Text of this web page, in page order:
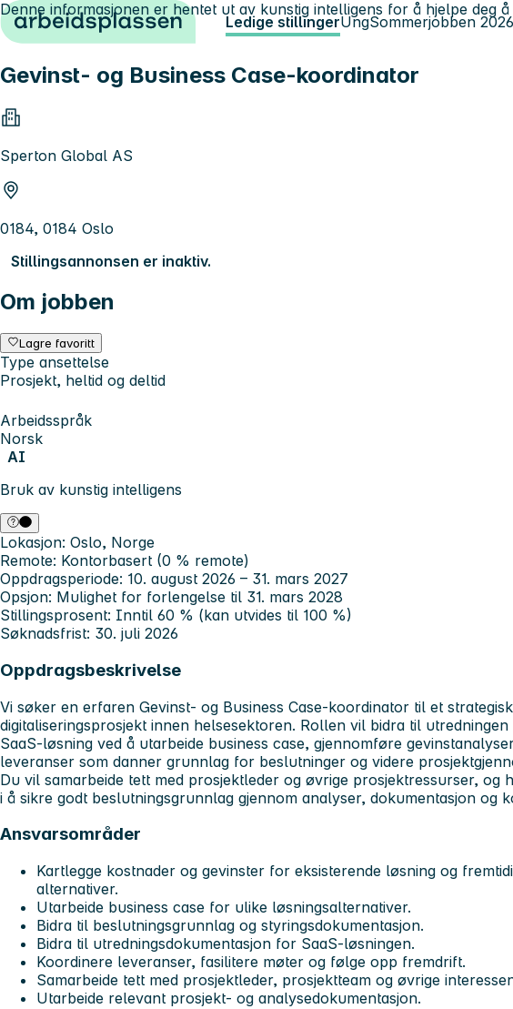
Hopp til innhold Ledige stillingerUngSommerjobben 2026
Gevinst- og Business Case-koordinator
Sperton Global AS
0184, 0184 Oslo
Stillingsannonsen er inaktiv.
Om jobben
Lagre favoritt
Type ansettelse
Prosjekt, heltid og deltid
Arbeidsspråk
Norsk
AI
Bruk av kunstig intelligens
Denne informasjonen er hentet ut av kunstig intelligens for å hjelpe
Lokasjon: Oslo, Norge
Remote: Kontorbasert (0 % remote)
Oppdragsperiode: 10. august 2026 – 31. mars 2027
Opsjon: Mulighet for forlengelse til 31. mars 2028
Stillingsprosent: Inntil 60 % (kan utvides til 100 %)
Søknadsfrist: 30. juli 2026
Oppdragsbeskrivelse
Vi søker en erfaren Gevinst- og Business Case-koordinator til et strategisk
digitaliseringsprosjekt innen helsesektoren. Rollen vil bidra til
SaaS-løsning ved å utarbeide business case, gjennomføre
leveranser som danner grunnlag for beslutninger og videre
Du vil samarbeide tett med prosjektleder og øvrige prosjektressurser, og
i å sikre godt beslutningsgrunnlag gjennom analyser, dokumentasjon og
Ansvarsområder
Kartlegge kostnader og gevinster for eksisterende løsning og
alternativer.
Utarbeide business case for ulike løsningsalternativer.
Bidra til beslutningsgrunnlag og styringsdokumentasjon.
Bidra til utredningsdokumentasjon for SaaS-løsningen.
Koordinere leveranser, fasilitere møter og følge opp fremdrift.
Samarbeide tett med prosjektleder, prosjektteam og øvrige
Utarbeide relevant prosjekt- og analysedokumentasjon.